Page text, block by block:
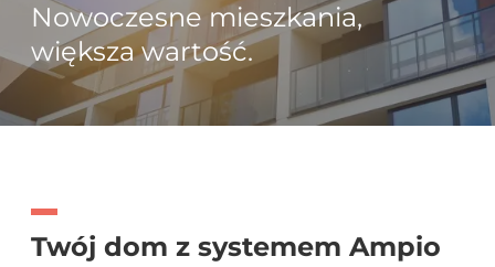
Nowoczesne mieszkania,
większa wartość.
Twój dom z systemem Ampio